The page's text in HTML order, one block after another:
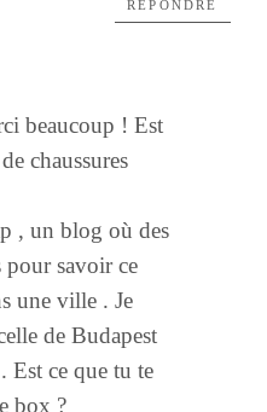
beaucoup ! Est
chaussures
, un blog où des
pour savoir ce
une ville . Je
de Budapest
Est ce que tu te
box ?
RÉPONDRE